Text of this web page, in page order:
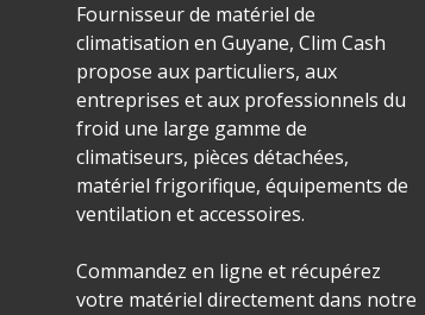
Fournisseur de matériel de
climatisation en Guyane, Clim Cash
propose aux particuliers, aux
entreprises et aux professionnels du
froid une large gamme de
climatiseurs, pièces détachées,
matériel frigorifique, équipements de
ventilation et accessoires.
Commandez en ligne et récupérez
votre matériel directement dans notre